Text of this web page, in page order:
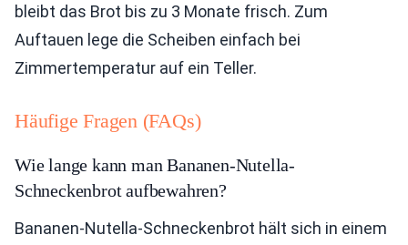
bleibt das Brot bis zu 3 Monate frisch. Zum
Auftauen lege die Scheiben einfach bei
Zimmertemperatur auf ein Teller.
Häufige Fragen (FAQs)
Wie lange kann man Bananen-Nutella-
Schneckenbrot aufbewahren?
Bananen-Nutella-Schneckenbrot hält sich in einem